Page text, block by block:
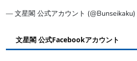
— 文星閣 公式アカウント (@Bunseikaku)
文星閣 公式Facebookアカウント